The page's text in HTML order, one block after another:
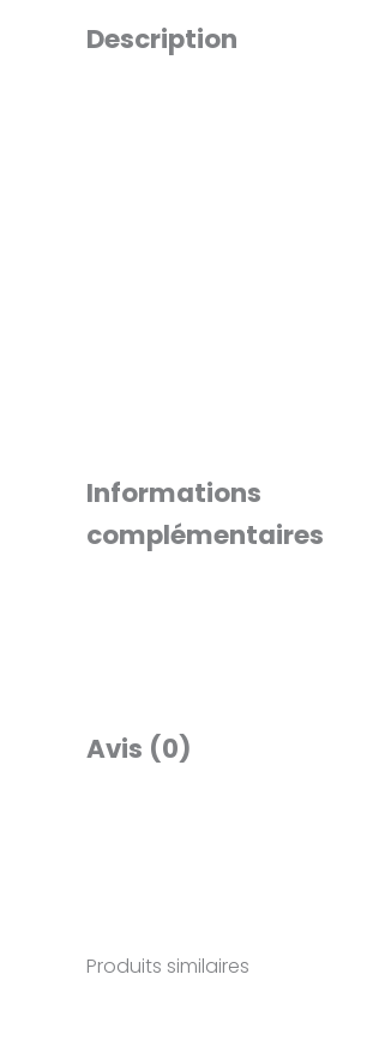
Description
Informations
complémentaires
Avis (0)
Produits similaires